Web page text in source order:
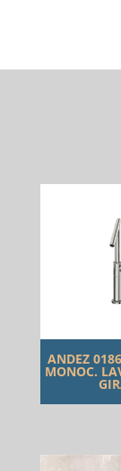
ANDEZ
MONOC.